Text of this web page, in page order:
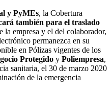
y PyMEs, la Cobertura
también para el traslado
la empresa y el del colaborador,
permanezca en su
en Pólizas vigentes de los
Protegido y Poliempresa,
sanitaria, el 30 de marzo 2020
de la emergencia